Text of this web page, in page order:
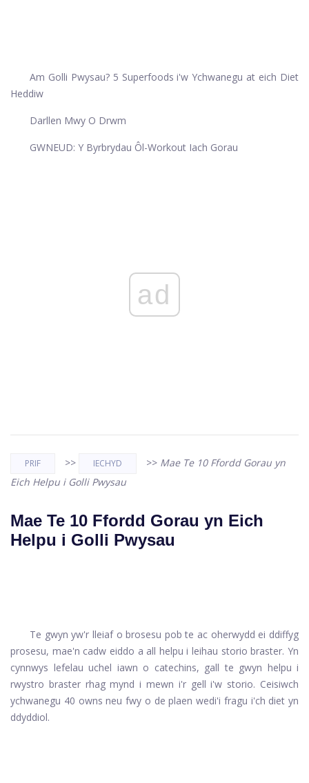
Am Golli Pwysau? 5 Superfoods i'w Ychwanegu at eich Diet
Heddiw
Darllen Mwy O Drwm
GWNEUD: Y Byrbrydau Ôl-Workout Iach Gorau
ad
PRIF >> IECHYD >> Mae Te 10 Ffordd Gorau yn
Eich Helpu i Golli Pwysau
Mae Te 10 Ffordd Gorau yn Eich
Helpu i Golli Pwysau
Te gwyn yw'r lleiaf o brosesu pob te ac oherwydd ei ddiffyg
prosesu, mae'n cadw eiddo a all helpu i leihau storio braster. Yn
cynnwys lefelau uchel iawn o catechins, gall te gwyn helpu i
rwystro braster rhag mynd i mewn i'r gell i'w storio. Ceisiwch
ychwanegu 40 owns neu fwy o de plaen wedi'i fragu i'ch diet yn
ddyddiol.